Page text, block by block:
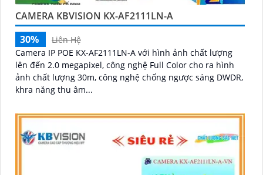
CAMERA KBVISION KX-AF2111LN-A
30%
Liên Hệ
Camera IP POE KX-AF2111LN-A với hình ảnh chất lượng
lên đến 2.0 megapixel, công nghệ Full Color cho ra hình
ảnh chất lượng 30m, công nghệ chống ngược sáng DWDR,
khra năng thu âm...